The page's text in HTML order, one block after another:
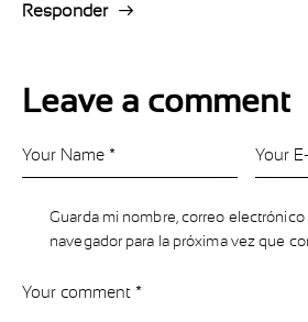
Responder
Leave a comment
Guarda mi nombre, correo
navegador para la próxima vez que